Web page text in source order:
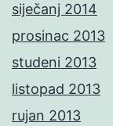
siječanj 2014
prosinac 2013
studeni 2013
listopad 2013
rujan 2013